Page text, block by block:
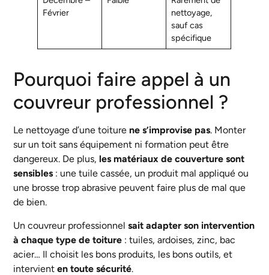
Février
nettoyage,
sauf cas
spécifique
Pourquoi faire appel à un
couvreur professionnel ?
Le nettoyage d’une toiture ne s’improvise pas. Monter
sur un toit sans équipement ni formation peut être
dangereux. De plus, les matériaux de couverture sont
sensibles : une tuile cassée, un produit mal appliqué ou
une brosse trop abrasive peuvent faire plus de mal que
de bien.
Un couvreur professionnelsait adapter son intervention
à chaque type de toiture : tuiles, ardoises, zinc, bac
acier… Il choisit les bons produits, les bons outils, et
intervienten toute sécurité.